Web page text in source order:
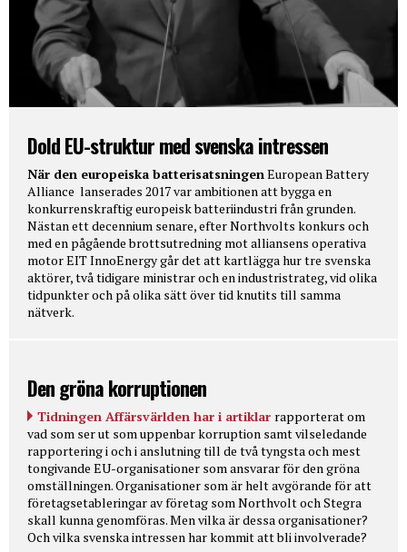
Dold EU-struktur med svenska intressen
När den europeiska batterisatsningenEuropean Battery
Alliance lanserades 2017 var ambitionen att bygga en
konkurrenskraftig europeisk batteriindustri från grunden.
Nästan ett decennium senare, efter Northvolts konkurs och
med en pågående brottsutredning mot alliansens operativa
motor EIT InnoEnergy går det att kartlägga hur tre svenska
aktörer, två tidigare ministrar och en industristrateg, vid olika
tidpunkter och på olika sätt över tid knutits till samma
nätverk.
Den gröna korruptionen
Tidningen Affärsvärlden har i artiklar rapporterat om
vad som ser ut som uppenbar korruption samt vilseledande
rapportering i och i anslutning till de två tyngsta och mest
tongivande EU-organisationer som ansvarar för den gröna
omställningen. Organisationer som är helt avgörande för att
företagsetableringar av företag som Northvolt och Stegra
skall kunna genomföras. Men vilka är dessa organisationer?
Och vilka svenska intressen har kommit att bli involverade?